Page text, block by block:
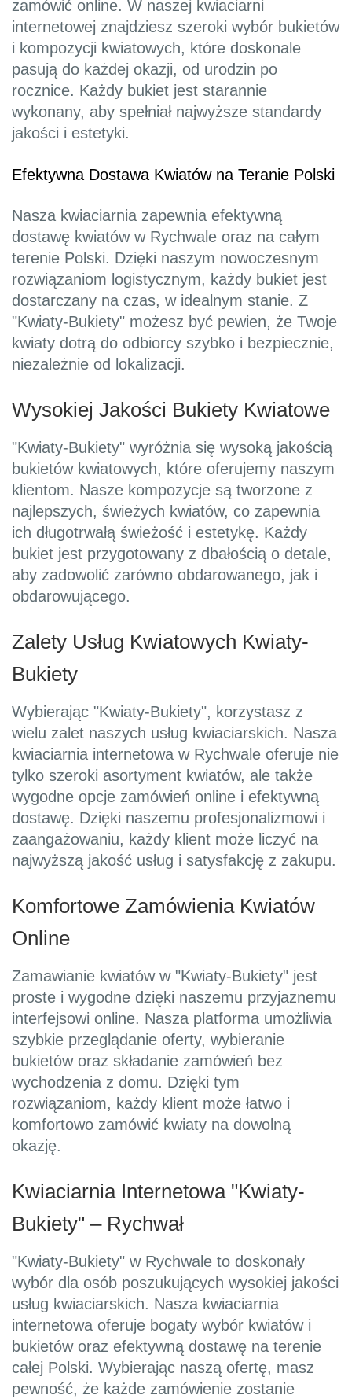
zamówić online. W naszej kwiaciarni
internetowej znajdziesz szeroki wybór bukietów
i kompozycji kwiatowych, które doskonale
pasują do każdej okazji, od urodzin po
rocznice. Każdy bukiet jest starannie
wykonany, aby spełniał najwyższe standardy
jakości i estetyki.
Efektywna Dostawa Kwiatów na Teranie Polski
Nasza kwiaciarnia zapewnia efektywną
dostawę kwiatów w Rychwale oraz na całym
terenie Polski. Dzięki naszym nowoczesnym
rozwiązaniom logistycznym, każdy bukiet jest
dostarczany na czas, w idealnym stanie. Z
"Kwiaty-Bukiety" możesz być pewien, że Twoje
kwiaty dotrą do odbiorcy szybko i bezpiecznie,
niezależnie od lokalizacji.
Wysokiej Jakości Bukiety Kwiatowe
"Kwiaty-Bukiety" wyróżnia się wysoką jakością
bukietów kwiatowych, które oferujemy naszym
klientom. Nasze kompozycje są tworzone z
najlepszych, świeżych kwiatów, co zapewnia
ich długotrwałą świeżość i estetykę. Każdy
bukiet jest przygotowany z dbałością o detale,
aby zadowolić zarówno obdarowanego, jak i
obdarowującego.
Zalety Usług Kwiatowych Kwiaty-
Bukiety
Wybierając "Kwiaty-Bukiety", korzystasz z
wielu zalet naszych usług kwiaciarskich. Nasza
kwiaciarnia internetowa w Rychwale oferuje nie
tylko szeroki asortyment kwiatów, ale także
wygodne opcje zamówień online i efektywną
dostawę. Dzięki naszemu profesjonalizmowi i
zaangażowaniu, każdy klient może liczyć na
najwyższą jakość usług i satysfakcję z zakupu.
Komfortowe Zamówienia Kwiatów
Online
Zamawianie kwiatów w "Kwiaty-Bukiety" jest
proste i wygodne dzięki naszemu przyjaznemu
interfejsowi online. Nasza platforma umożliwia
szybkie przeglądanie oferty, wybieranie
bukietów oraz składanie zamówień bez
wychodzenia z domu. Dzięki tym
rozwiązaniom, każdy klient może łatwo i
komfortowo zamówić kwiaty na dowolną
okazję.
Kwiaciarnia Internetowa "Kwiaty-
Bukiety" – Rychwał
"Kwiaty-Bukiety" w Rychwale to doskonały
wybór dla osób poszukujących wysokiej jakości
usług kwiaciarskich. Nasza kwiaciarnia
internetowa oferuje bogaty wybór kwiatów i
bukietów oraz efektywną dostawę na terenie
całej Polski. Wybierając naszą ofertę, masz
pewność, że każde zamówienie zostanie